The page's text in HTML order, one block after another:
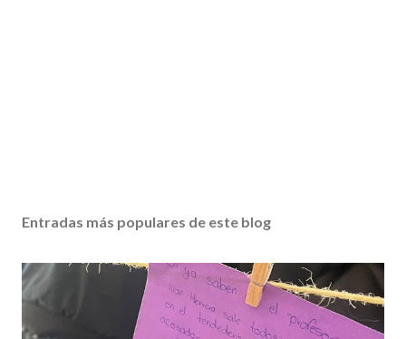
Entradas más populares de este blog